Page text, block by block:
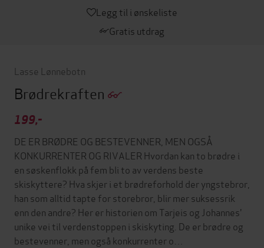
Legg til i ønskeliste
Gratis utdrag
Lasse Lønnebotn
Brødrekraften
199,-
DE ER BRØDRE OG BESTEVENNER, MEN OGSÅ
KONKURRENTER OG RIVALER Hvordan kan to brødre i
en søskenflokk på fem bli to av verdens beste
skiskyttere? Hva skjer i et brødreforhold der yngstebror,
han som alltid tapte for storebror, blir mer suksessrik
enn den andre? Her er historien om Tarjeis og Johannes'
unike vei til verdenstoppen i skiskyting. De er brødre og
bestevenner, men også konkurrenter o…